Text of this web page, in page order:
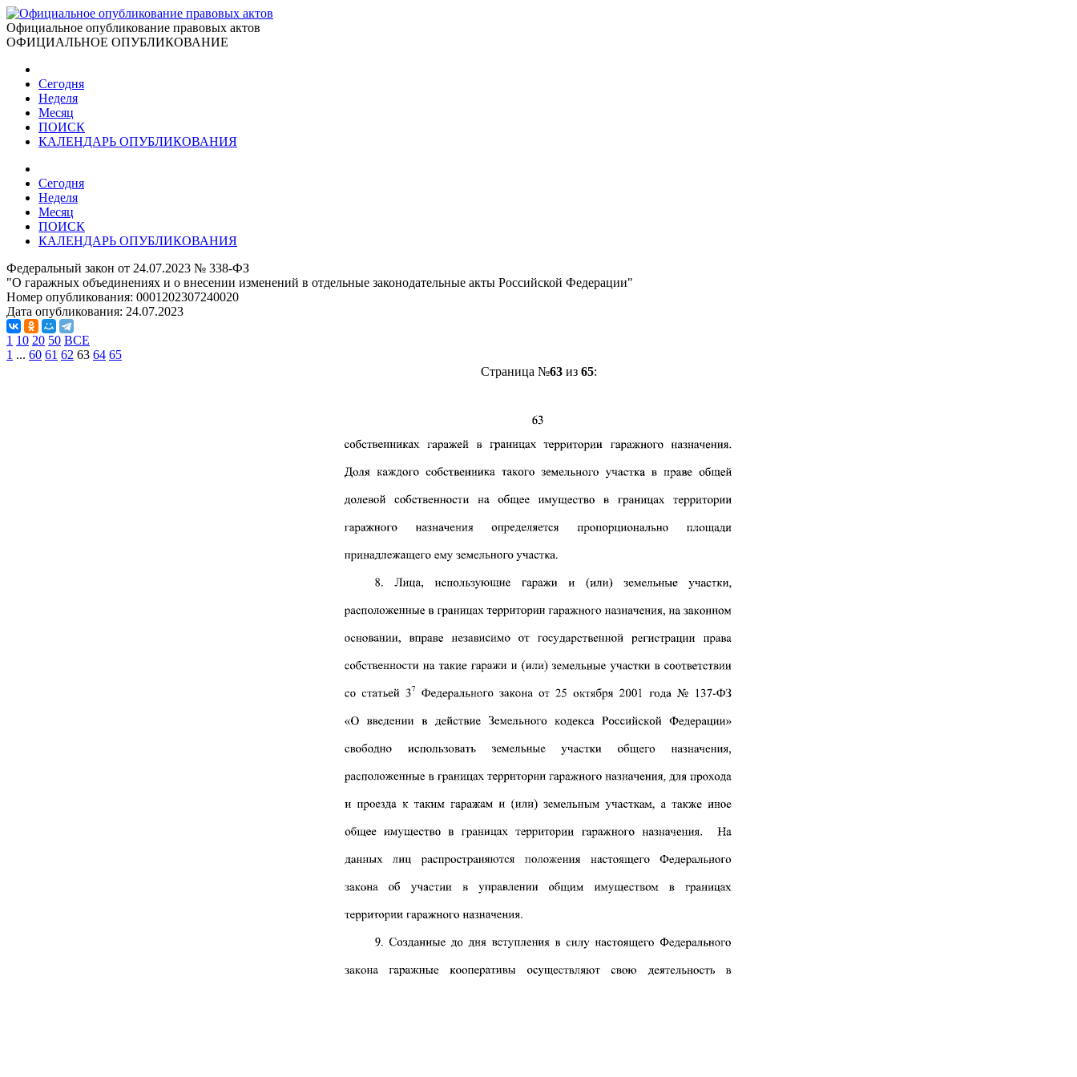
Официальное опубликование правовых актов
ОФИЦИАЛЬНОЕ ОПУБЛИКОВАНИЕ
Сегодня
Неделя
Месяц
ПОИСК
КАЛЕНДАРЬ ОПУБЛИКОВАНИЯ
Сегодня
Неделя
Месяц
ПОИСК
КАЛЕНДАРЬ ОПУБЛИКОВАНИЯ
Федеральный закон от 24.07.2023 № 338-ФЗ
"О гаражных объединениях и о внесении изменений в отдельные законодательные акты Российской Федерации"
Номер опубликования: 0001202307240020
Дата опубликования: 24.07.2023
1 10 20 50 ВСЕ
1 ... 60 61 62 63 64 65
Страница №63из 65: